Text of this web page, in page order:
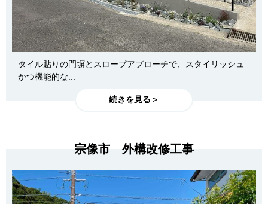
タイル貼りの門塀とスロープアプローチで、スタイリッシュ
かつ機能的な...
続きを見る＞
宗像市 外構改修工事